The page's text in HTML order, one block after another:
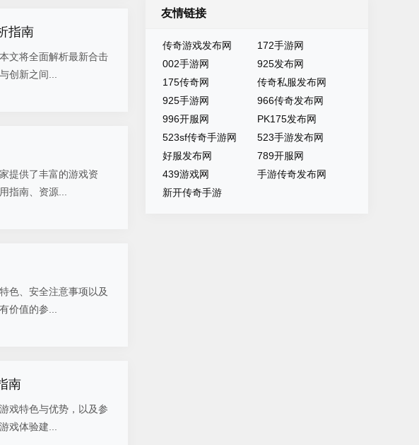
指南
文将全面解析最新合击
创新之间...
提供了丰富的游戏资
指南、资源...
色、安全注意事项以及
价值的参...
南
戏特色与优势，以及参
戏体验建...
友情链接
传奇游戏发布网
172手游网
002手游网
925发布网
175传奇网
传奇私服发布网
925手游网
966传奇发布网
996开服网
PK175发布网
523sf传奇手游网
523手游发布网
好服发布网
789开服网
439游戏网
手游传奇发布网
新开传奇手游